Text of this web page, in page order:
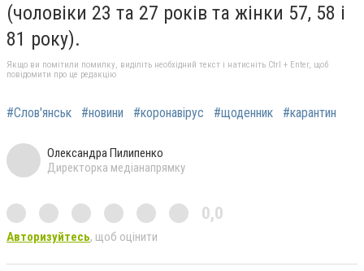
(чоловіки 23 та 27 років та жінки 57, 58 і
81 року).
Якщо ви помітили помилку, виділіть необхідний текст і натисніть Ctrl + Enter, щоб
повідомити про це редакцію
#Слов'янськ #новини #коронавірус #щоденник #карантин
Олександра Пилипенко
Директорка медіанапрямку
0,0
Авторизуйтесь, щоб оцінити